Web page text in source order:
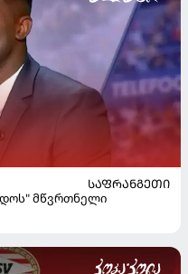
ᲡᲐᲤᲠᲐᲜᲒᲔᲗᲘ
მწვრთნელი